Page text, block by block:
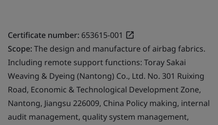
Certificate number: 653615-001
Scope:The design and manufacture of airbag fabrics.
Including remote support functions: Toray Sakai
Weaving & Dyeing (Nantong) Co., Ltd. No. 301 Ruixing
Road, Economic & Technological Development Zone,
Nantong, Jiangsu 226009, China Policy making, internal
audit management, quality system management,